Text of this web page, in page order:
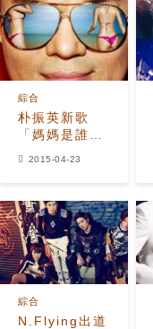
朴振英新歌
「媽媽是誰」
綜合
2015-04-23
N.Flying出道
綜合